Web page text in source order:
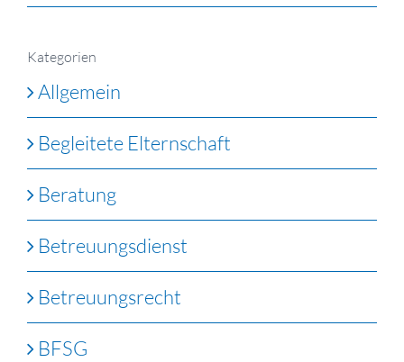
Kategorien
Allgemein
Begleitete Elternschaft
Beratung
Betreuungsdienst
Betreuungsrecht
BFSG